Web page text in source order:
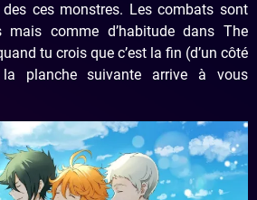
des ces monstres. Les combats sont
mais comme d’habitude dans The
tu crois que c’est la fin (d’un côté
la planche suivante arrive à vous